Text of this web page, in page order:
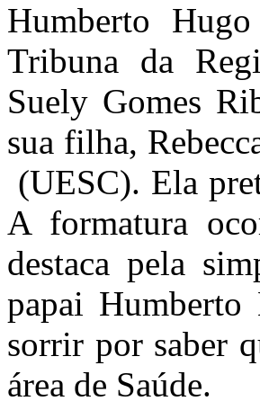
Humberto
Tribuna da
Suely Gomes
sua filha,
(UESC). Ela
A formatura
destaca pela
papai
sorrir por saber
área de Saúde.